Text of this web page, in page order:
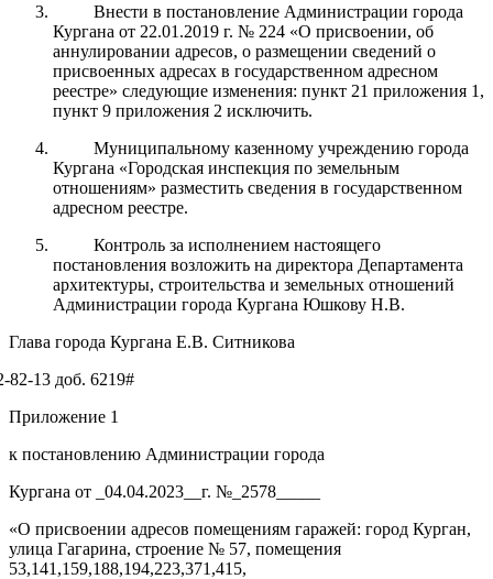
Внести в постановление Администрации города
Кургана от 22.01.2019 г. № 224 «О присвоении, об
аннулировании адресов, о размещении сведений о
присвоенных адресах в государственном адресном
реестре» следующие изменения: пункт 21 приложения 1,
пункт 9 приложения 2 исключить.
Муниципальному казенному учреждению города
Кургана «Городская инспекция по земельным
отношениям» разместить сведения в государственном
адресном реестре.
Контроль за исполнением настоящего
постановления возложить на директора Департамента
архитектуры, строительства и земельных отношений
Администрации города Кургана Юшкову Н.В.
Глава города Кургана Е.В. Ситникова
82-13 доб. 6219#
Приложение 1
к постановлению Администрации города
Кургана от _04.04.2023__г. №_2578_____
«О присвоении адресов помещениям гаражей: город Курган,
улица Гагарина, строение № 57, помещения
53,141,159,188,194,223,371,415,